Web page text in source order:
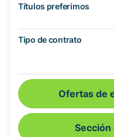
Títulos preferimos
Tipo de contrato
Ofertas de
Sección